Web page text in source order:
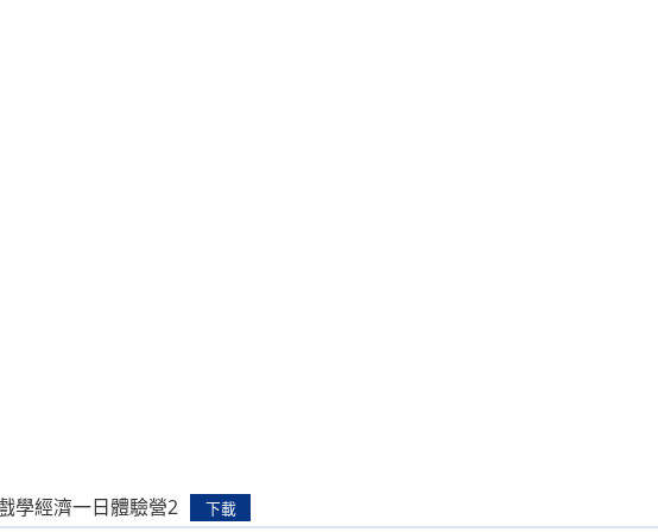
學經濟一日體驗營2 下載